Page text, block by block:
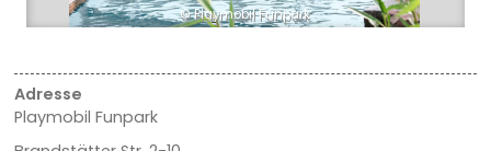
© Playmobil Funpark
Adresse
Playmobil Funpark